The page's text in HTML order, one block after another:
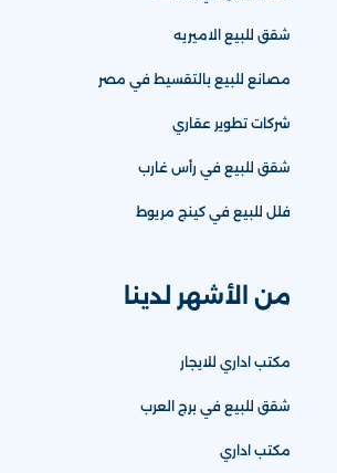
شقق للبيع الاميريه
مصانع للبيع بالتقسيط في مصر
شركات تطوير عقاري
شقق للبيع في رأس غارب
فلل للبيع في كينج مريوط
من الأشهر لدينا
مكتب اداري للايجار
شقق للبيع في برج العرب
مكتب اداري